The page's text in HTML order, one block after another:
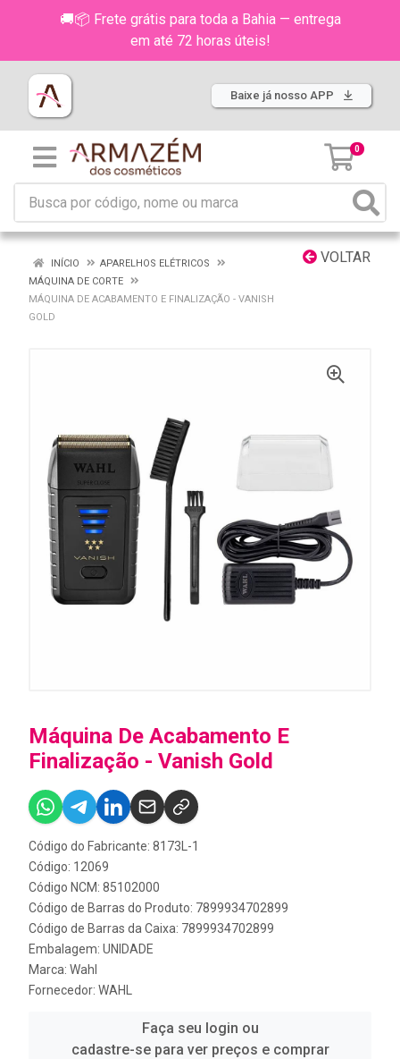
🚚📦 Frete grátis para toda a Bahia — entrega
em até 72 horas úteis!
Baixe já nosso APP
0
VOLTAR
INÍCIO
APARELHOS ELÉTRICOS
MÁQUINA DE CORTE
MÁQUINA DE ACABAMENTO E FINALIZAÇÃO - VANISH
GOLD
Máquina De Acabamento E
Finalização - Vanish Gold
Código do Fabricante: 8173L-1
Código: 12069
Código NCM: 85102000
Código de Barras do Produto: 7899934702899
Código de Barras da Caixa: 7899934702899
Embalagem: UNIDADE
Marca: Wahl
Fornecedor: WAHL
Faça seu login ou
cadastre-se para ver preços e comprar